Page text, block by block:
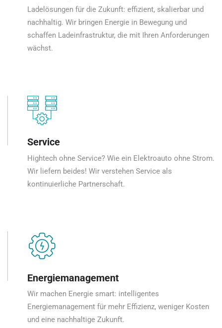
Ladelösungen für die Zukunft: effizient, skalierbar und
nachhaltig. Wir bringen Energie in Bewegung und
schaffen Ladeinfrastruktur, die mit Ihren Anforderungen
wächst.
Service
Hightech ohne Service? Wie ein Elektroauto ohne Strom.
Wir liefern beides! Wir verstehen Service als
kontinuierliche Partnerschaft.
Energiemanagement
Wir machen Energie smart: intelligentes
Energiemanagement für mehr Effizienz, weniger Kosten
und eine nachhaltige Zukunft.